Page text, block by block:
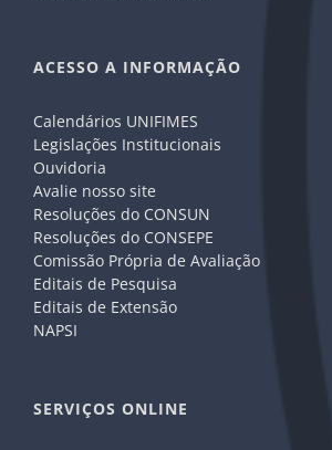
ACESSO A INFORMAÇÃO
Calendários UNIFIMES
Legislações Institucionais
Ouvidoria
Avalie nosso site
Resoluções do CONSUN
Resoluções do CONSEPE
Comissão Própria de Avaliação
Editais de Pesquisa
Editais de Extensão
NAPSI
SERVIÇOS ONLINE